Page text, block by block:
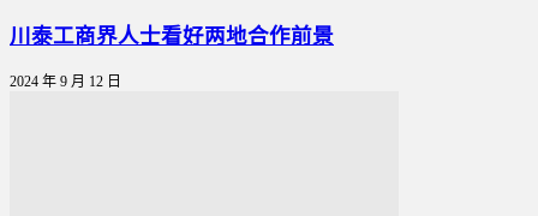
川泰工商界人士看好两地合作前景
2024 年 9 月 12 日